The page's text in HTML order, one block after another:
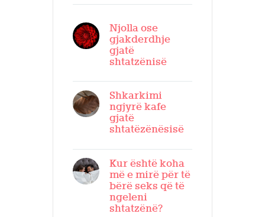
Njolla ose
gjakderdhje
gjatë
shtatzënisë
Shkarkimi
ngjyrë kafe
gjatë
shtatëzënësisë
Kur është koha
më e mirë për të
bërë seks që të
ngeleni
shtatzënë?